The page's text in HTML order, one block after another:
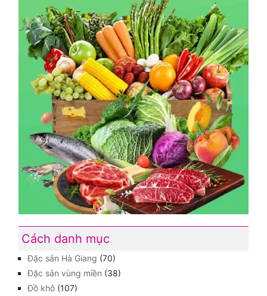
Cách danh mục
Đặc sản Hà Giang (70)
Đặc sản vùng miền (38)
Đồ khô (107)